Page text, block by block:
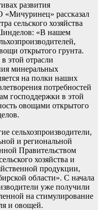
развития
«Мичуринец» рассказал
сельского хозяйства
«В нашем
открытого грунта.
этой отрасли
минеральных
на полки наших
потребностей
господдержки в этой
овощами открытого
сельхозпроизводители,
и региональной
Правительством
хозяйства и
продукции,
области». С начала
уже получили
на стимулирование
и овощей.